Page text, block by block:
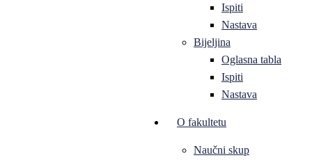
Ispiti
Nastava
Bijeljina
Oglasna tabla
Ispiti
Nastava
O fakultetu
Naučni skup